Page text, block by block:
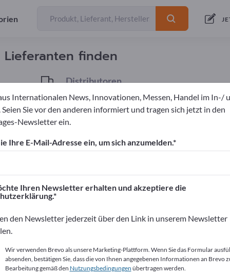
finden
Distributoren
2
Anbieter 41
hier starten
und Ihre Produkte auf
Angebote Bedarfe Gebrauchtes
Internationalen News, Innovationen, Messen, Handel im In-/
Seien Sie vor den anderen informiert und tragen sich jetzt in den
Newsletter ein.
Ihre E-Mail-Adresse ein, um sich anzumelden.
Ihren Newsletter erhalten und akzeptiere die
den Newsletter jederzeit über den Link in unserem Newsletter
Wir verwenden Brevo als unsere Marketing-Plattform. Wenn Sie das Formular
absenden, bestätigen Sie, dass die von Ihnen angegebenen Informationen an Brevo
Bearbeitung gemäß den Nutzungsbedingungen übertragen werden.